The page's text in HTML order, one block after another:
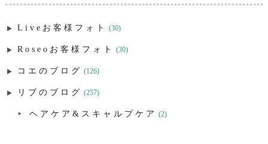
Liveお客様フォト (30)
Roseoお客様フォト (30)
コエのブログ (126)
リブのブログ (257)
ヘアケア&スキャルプケア (2)